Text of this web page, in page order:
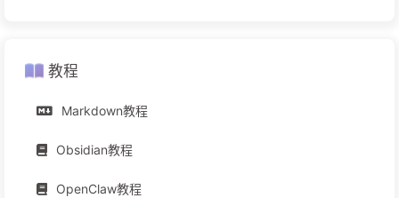
教程
Markdown教程
Obsidian教程
OpenClaw教程